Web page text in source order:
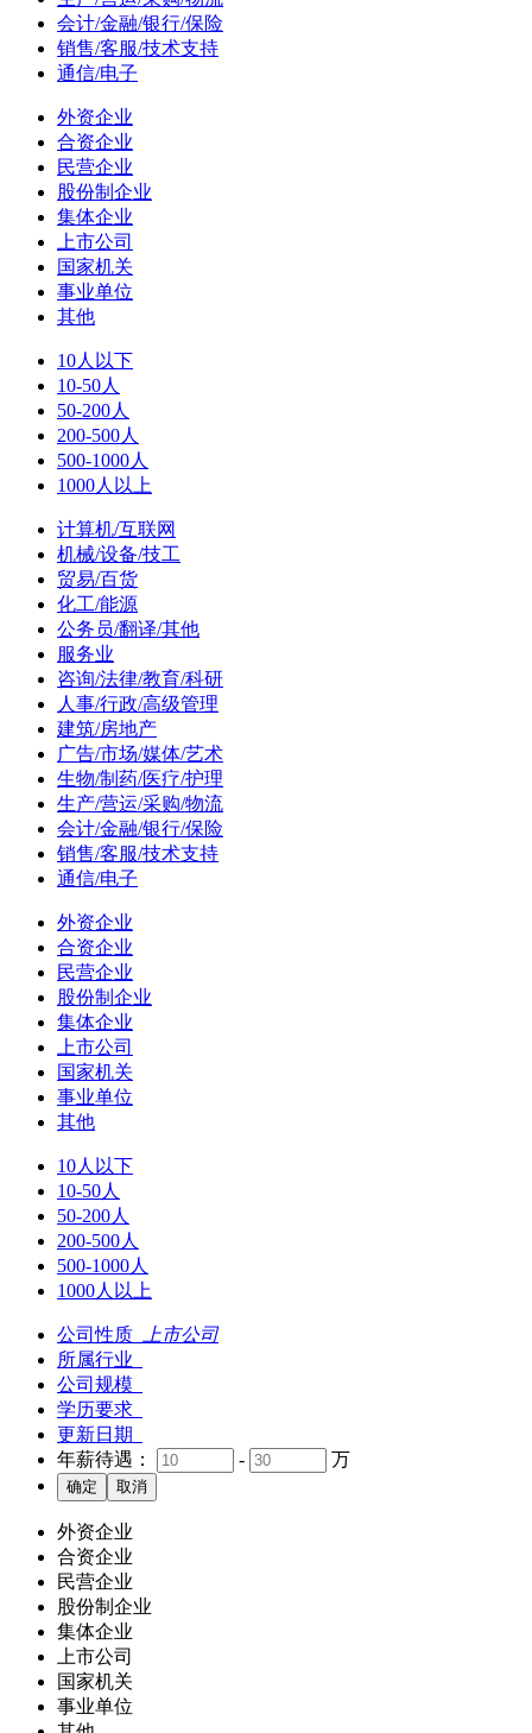
会计/金融/银行/保险
销售/客服/技术支持
通信/电子
外资企业
合资企业
民营企业
股份制企业
集体企业
上市公司
国家机关
事业单位
其他
10人以下
10-50人
50-200人
200-500人
500-1000人
1000人以上
计算机/互联网
机械/设备/技工
贸易/百货
化工/能源
公务员/翻译/其他
服务业
咨询/法律/教育/科研
人事/行政/高级管理
建筑/房地产
广告/市场/媒体/艺术
生物/制药/医疗/护理
生产/营运/采购/物流
会计/金融/银行/保险
销售/客服/技术支持
通信/电子
外资企业
合资企业
民营企业
股份制企业
集体企业
上市公司
国家机关
事业单位
其他
10人以下
10-50人
50-200人
200-500人
500-1000人
1000人以上
公司性质 上市公司
所属行业
公司规模
学历要求
更新日期
年薪待遇：
- 万
外资企业
合资企业
民营企业
股份制企业
集体企业
上市公司
国家机关
事业单位